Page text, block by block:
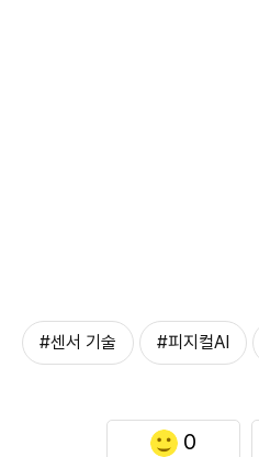
#센서 기술 #피지컬AI
0